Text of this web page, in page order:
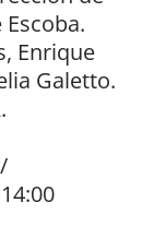
Enrique
Galetto.